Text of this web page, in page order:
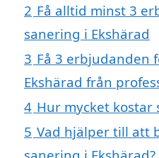
2 Få alltid minst 3
sanering i Ekshärad
3 Få 3 erbjudanden
Ekshärad från
4 Hur mycket kostar
5 Vad hjälper till att